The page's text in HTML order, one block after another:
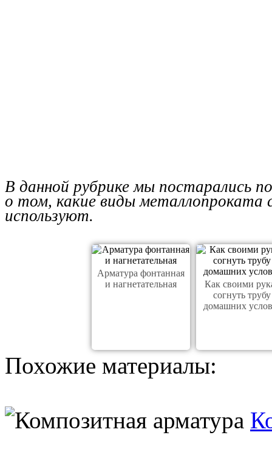
В данной рубрике мы постарались
о том, какие виды металлопроката
используют.
Арматура фонтанная
и нагнетательная
Как своими
согнуть
домашних
Похожие материалы: